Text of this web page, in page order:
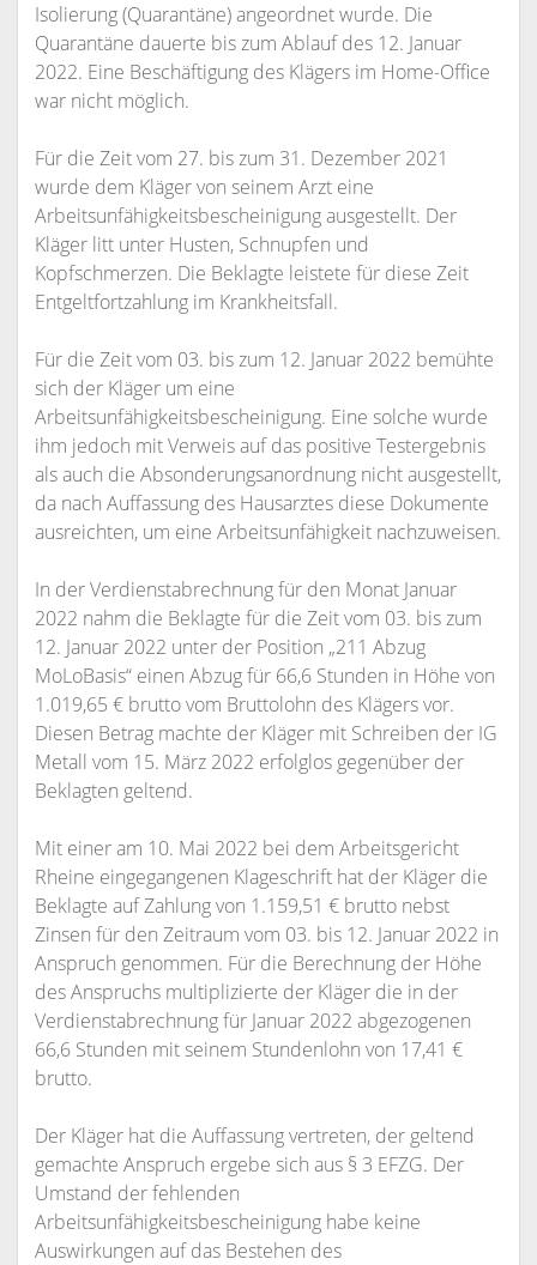
Isolierung (Quarantäne) angeordnet wurde. Die
Quarantäne dauerte bis zum Ablauf des 12. Januar
2022. Eine Beschäftigung des Klägers im Home-Office
war nicht möglich.
Für die Zeit vom 27. bis zum 31. Dezember 2021
wurde dem Kläger von seinem Arzt eine
Arbeitsunfähigkeitsbescheinigung ausgestellt. Der
Kläger litt unter Husten, Schnupfen und
Kopfschmerzen. Die Beklagte leistete für diese Zeit
Entgeltfortzahlung im Krankheitsfall.
Für die Zeit vom 03. bis zum 12. Januar 2022 bemühte
sich der Kläger um eine
Arbeitsunfähigkeitsbescheinigung. Eine solche wurde
ihm jedoch mit Verweis auf das positive Testergebnis
als auch die Absonderungsanordnung nicht ausgestellt,
da nach Auffassung des Hausarztes diese Dokumente
ausreichten, um eine Arbeitsunfähigkeit nachzuweisen.
In der Verdienstabrechnung für den Monat Januar
2022 nahm die Beklagte für die Zeit vom 03. bis zum
12. Januar 2022 unter der Position „211 Abzug
MoLoBasis“ einen Abzug für 66,6 Stunden in Höhe von
1.019,65 € brutto vom Bruttolohn des Klägers vor.
Diesen Betrag machte der Kläger mit Schreiben der IG
Metall vom 15. März 2022 erfolglos gegenüber der
Beklagten geltend.
Mit einer am 10. Mai 2022 bei dem Arbeitsgericht
Rheine eingegangenen Klageschrift hat der Kläger die
Beklagte auf Zahlung von 1.159,51 € brutto nebst
Zinsen für den Zeitraum vom 03. bis 12. Januar 2022 in
Anspruch genommen. Für die Berechnung der Höhe
des Anspruchs multiplizierte der Kläger die in der
Verdienstabrechnung für Januar 2022 abgezogenen
66,6 Stunden mit seinem Stundenlohn von 17,41 €
brutto.
Der Kläger hat die Auffassung vertreten, der geltend
gemachte Anspruch ergebe sich aus § 3 EFZG. Der
Umstand der fehlenden
Arbeitsunfähigkeitsbescheinigung habe keine
Auswirkungen auf das Bestehen des